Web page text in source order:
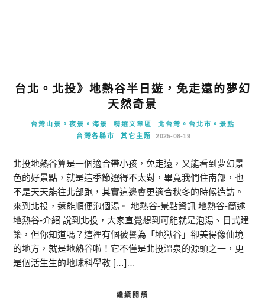
台北。北投》地熱谷半日遊，免走遠的夢幻
天然奇景
台灣山景。夜景。海景 精選文章區
北台灣。台北市。景點
台灣各縣市
其它主題 2025-08-19
北投地熱谷算是一個適合帶小孩，免走遠，又能看到夢幻景
色的好景點，就是這季節選得不太對，畢竟我們住南部，也
不是天天能往北部跑，其實這邊會更適合秋冬的時候造訪。
來到北投，還能順便泡個湯。 地熱谷-景點資訊 地熱谷-簡述
地熱谷-介紹 說到北投，大家直覺想到可能就是泡湯、日式建
築，但你知道嗎？這裡有個被譽為「地獄谷」卻美得像仙境
的地方，就是地熱谷啦！它不僅是北投溫泉的源頭之一，更
是個活生生的地球科學教 […]…
繼續閱讀